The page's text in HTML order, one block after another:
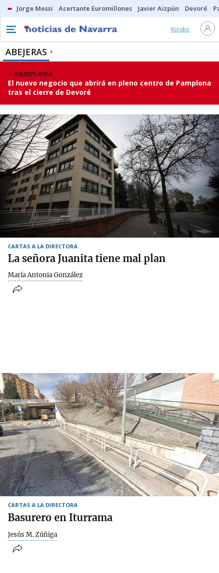
Jorge Messi Acertante Euromillones Javier Aizpún Devoré
Kiosko
ABEJERAS
PAMPLONA
El nuevo negocio que abrirá en pleno centro de Pamplona
tras el cierre de Devoré
CARTAS A LA DIRECTORA
La señora Juanita tiene mal plan
María Antonia González
CARTAS A LA DIRECTORA
Basurero en Iturrama
Jesús M. Zúñiga